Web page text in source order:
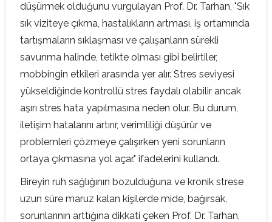
düşürmek olduğunu vurgulayan Prof. Dr. Tarhan, "Sık
sık viziteye çıkma, hastalıkların artması, iş ortamında
tartışmaların sıklaşması ve çalışanların sürekli
savunma halinde, tetikte olması gibi belirtiler,
mobbingin etkileri arasında yer alır. Stres seviyesi
yükseldiğinde kontrollü stres faydalı olabilir ancak
aşırı stres hata yapılmasına neden olur. Bu durum,
iletişim hatalarını artırır, verimliliği düşürür ve
problemleri çözmeye çalışırken yeni sorunların
ortaya çıkmasına yol açar." ifadelerini kullandı.
Bireyin ruh sağlığının bozulduğuna ve kronik strese
uzun süre maruz kalan kişilerde mide, bağırsak,
sorunlarının arttığına dikkati çeken Prof. Dr. Tarhan,